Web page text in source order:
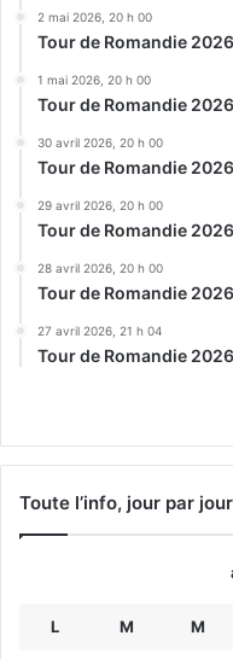
2 mai 2026, 20 h 00
Tour de Romandie
1 mai 2026, 20 h 00
Tour de Romandie
30 avril 2026, 20 h 00
Tour de Romandie
29 avril 2026, 20 h 00
Tour de Romandie
28 avril 2026, 20 h 00
Tour de Romandie
27 avril 2026, 21 h 04
Tour de Romandie
Toute l’info, jour par jour
L M M